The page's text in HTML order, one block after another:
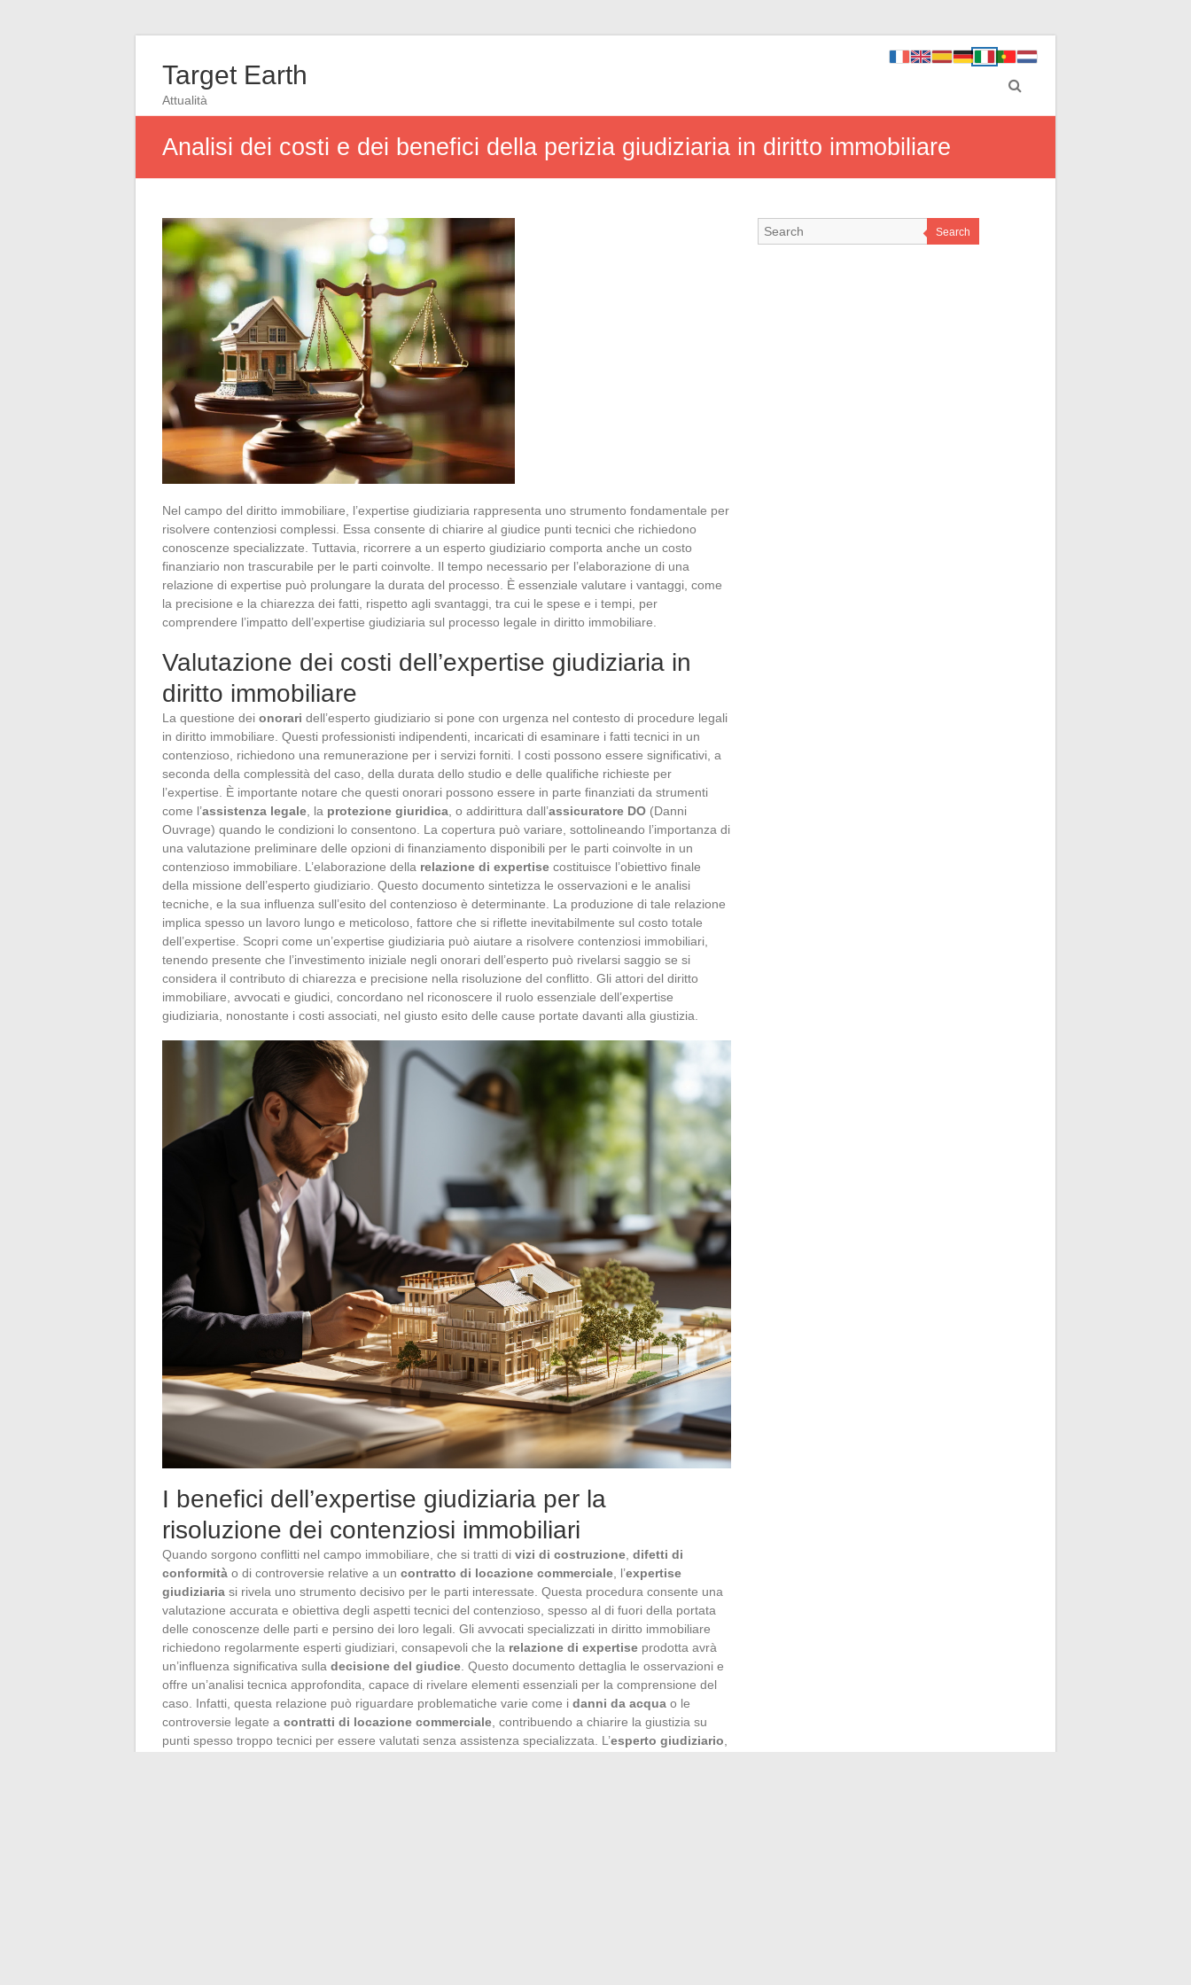
Target Earth
Attualità
Analisi dei costi e dei benefici della perizia giudiziaria in diritto immobiliare
Nel campo del diritto immobiliare, l’expertise giudiziaria rappresenta uno strumento fondamentale per
risolvere contenziosi complessi. Essa consente di chiarire al giudice punti tecnici che richiedono
conoscenze specializzate. Tuttavia, ricorrere a un esperto giudiziario comporta anche un costo
finanziario non trascurabile per le parti coinvolte. Il tempo necessario per l’elaborazione di una
relazione di expertise può prolungare la durata del processo. È essenziale valutare i vantaggi, come
la precisione e la chiarezza dei fatti, rispetto agli svantaggi, tra cui le spese e i tempi, per
comprendere l’impatto dell’expertise giudiziaria sul processo legale in diritto immobiliare.
Valutazione dei costi dell’expertise giudiziaria in
diritto immobiliare
La questione dei onorari dell’esperto giudiziario si pone con urgenza nel contesto di procedure legali
in diritto immobiliare. Questi professionisti indipendenti, incaricati di esaminare i fatti tecnici in un
contenzioso, richiedono una remunerazione per i servizi forniti. I costi possono essere significativi, a
seconda della complessità del caso, della durata dello studio e delle qualifiche richieste per
l’expertise. È importante notare che questi onorari possono essere in parte finanziati da strumenti
come l’assistenza legale , la protezione giuridica , o addirittura dall’assicuratore DO (Danni
Ouvrage) quando le condizioni lo consentono. La copertura può variare, sottolineando l’importanza di
una valutazione preliminare delle opzioni di finanziamento disponibili per le parti coinvolte in un
contenzioso immobiliare. L’elaborazione della relazione di expertise costituisce l’obiettivo finale
della missione dell’esperto giudiziario. Questo documento sintetizza le osservazioni e le analisi
tecniche, e la sua influenza sull’esito del contenzioso è determinante. La produzione di tale relazione
implica spesso un lavoro lungo e meticoloso, fattore che si riflette inevitabilmente sul costo totale
dell’expertise. Scopri come un’expertise giudiziaria può aiutare a risolvere contenziosi immobiliari,
tenendo presente che l’investimento iniziale negli onorari dell’esperto può rivelarsi saggio se si
considera il contributo di chiarezza e precisione nella risoluzione del conflitto. Gli attori del diritto
immobiliare, avvocati e giudici, concordano nel riconoscere il ruolo essenziale dell’expertise
giudiziaria, nonostante i costi associati, nel giusto esito delle cause portate davanti alla giustizia.
I benefici dell’expertise giudiziaria per la
risoluzione dei contenziosi immobiliari
Quando sorgono conflitti nel campo immobiliare, che si tratti di vizi di costruzione difetti di
conformità o di controversie relative a un contratto di locazione commerciale , l’expertise
giudiziaria si rivela uno strumento decisivo per le parti interessate. Questa procedura consente una
valutazione accurata e obiettiva degli aspetti tecnici del contenzioso, spesso al di fuori della portata
delle conoscenze delle parti e persino dei loro legali. Gli avvocati specializzati in diritto immobiliare
richiedono regolarmente esperti giudiziari, consapevoli che la relazione di expertise prodotta avrà
un’influenza significativa sulla decisione del giudice . Questo documento dettaglia le osservazioni e
offre un’analisi tecnica approfondita, capace di rivelare elementi essenziali per la comprensione del
caso. Infatti, questa relazione può riguardare problematiche varie come i danni da acqua o le
controversie legate a contratti di locazione commerciale , contribuendo a chiarire la giustizia su
punti spesso troppo tecnici per essere valutati senza assistenza specializzata. L’esperto giudiziario
Search